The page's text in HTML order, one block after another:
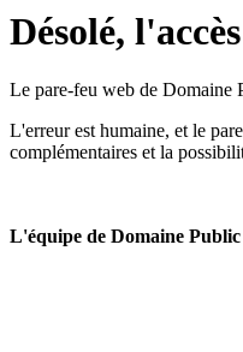
Désolé,
Le pare-feu web de Domaine
L'erreur est humaine, et le
complémentaires et la
L'équipe de Domaine Public